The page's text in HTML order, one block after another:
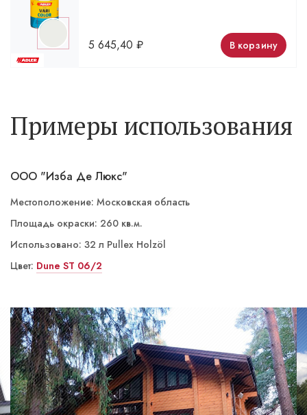
5 645,40 ₽ В корзину
Примеры использования
ST 06/5 Nomade
ООО "Изба Де Люкс"
Местоположение: Московская область
Площадь окраски: 260 кв.м.
Использовано: 32 л Pullex Holzöl
Цвет: Dune ST 06/2
ST 06/1 Weiss Tiger
ST 03/4 Yoga светлая
ST 03/4 Yoga темная